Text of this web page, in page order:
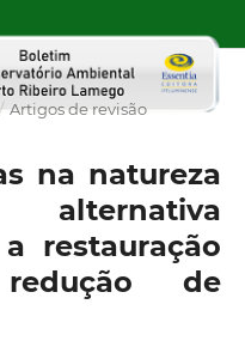
/ Artigos de revisão
na natureza
restauração
de